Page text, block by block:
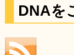
DNAを